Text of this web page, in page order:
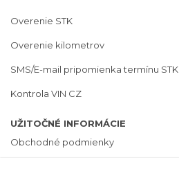
Overenie STK
Overenie kilometrov
SMS/E-mail pripomienka termínu STK
Kontrola VIN CZ
UŽITOČNÉ INFORMÁCIE
Obchodné podmienky